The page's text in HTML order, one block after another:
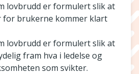
lovbrudd er formulert slik at
for brukerne kommer klart
lovbrudd er formulert slik at
fram hva i ledelse og
som svikter.